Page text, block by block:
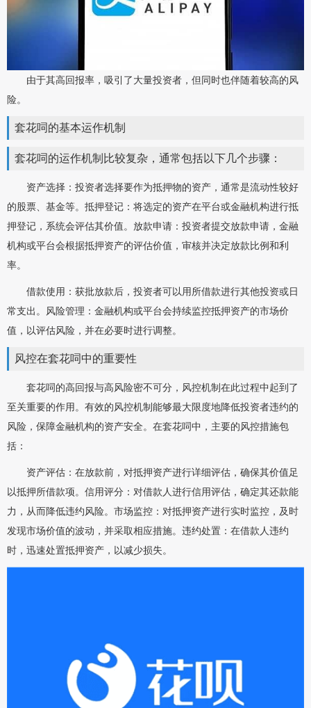
由于其高回报率，吸引了大量投资者，但同时也伴随着较高的风
险。
套花呞的基本运作机制
套花呞的运作机制比较复杂，通常包括以下几个步骤：
资产选择：投资者选择要作为抵押物的资产，通常是流动性较好
的股票、基金等。抵押登记：将选定的资产在平台或金融机构进行抵
押登记，系统会评估其价值。放款申请：投资者提交放款申请，金融
机构或平台会根据抵押资产的评估价值，审核并决定放款比例和利
率。
借款使用：获批放款后，投资者可以用所借款进行其他投资或日
常支出。风险管理：金融机构或平台会持续监控抵押资产的市场价
值，以评估风险，并在必要时进行调整。
风控在套花呞中的重要性
套花呞的高回报与高风险密不可分，风控机制在此过程中起到了
至关重要的作用。有效的风控机制能够最大限度地降低投资者违约的
风险，保障金融机构的资产安全。在套花呞中，主要的风控措施包
括：
资产评估：在放款前，对抵押资产进行详细评估，确保其价值足
以抵押所借款项。信用评分：对借款人进行信用评估，确定其还款能
力，从而降低违约风险。市场监控：对抵押资产进行实时监控，及时
发现市场价值的波动，并采取相应措施。违约处置：在借款人违约
时，迅速处置抵押资产，以减少损失。